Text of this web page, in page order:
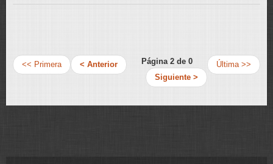
<< Primera < Anterior Página 2 de 0
Última >>
Siguiente >